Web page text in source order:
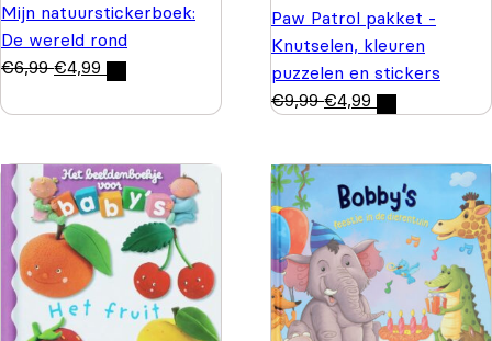
Mijn natuurstickerboek:
De wereld rond
€6,99 €4,99
Paw Patrol pakket -
Knutselen, kleuren
puzzelen en stickers
€9,99 €4,99